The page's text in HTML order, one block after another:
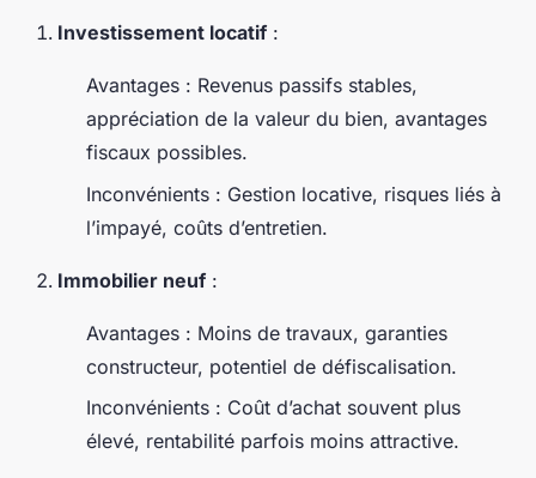
Investissement locatif :
Avantages : Revenus passifs stables,
appréciation de la valeur du bien, avantages
fiscaux possibles.
Inconvénients : Gestion locative, risques liés à
l’impayé, coûts d’entretien.
Immobilier neuf :
Avantages : Moins de travaux, garanties
constructeur, potentiel de défiscalisation.
Inconvénients : Coût d’achat souvent plus
élevé, rentabilité parfois moins attractive.